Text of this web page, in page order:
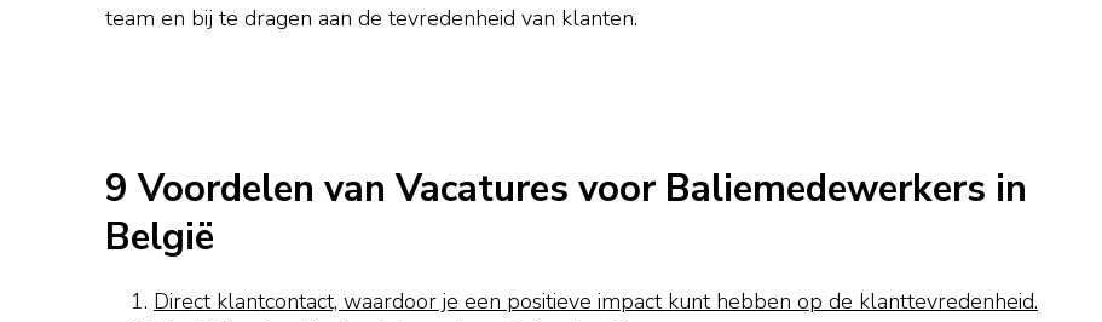
team en bij te dragen aan de tevredenheid van klanten.
9 Voordelen van Vacatures voor Baliemedewerkers in
België
Direct klantcontact, waardoor je een positieve impact kunt hebben op de klanttevredenheid.